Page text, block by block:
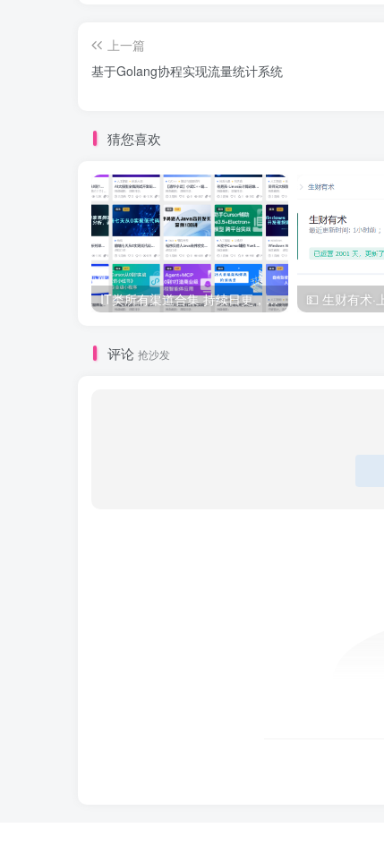
上一篇
基于Golang协程实现流量统计系统
猜您喜欢
IT类所有渠道合集 持续日更，目前近四千多条资源 年费用户微信私信获取权限
评论 抢沙发